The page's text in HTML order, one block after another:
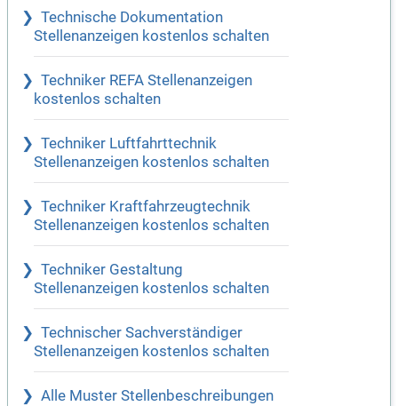
Technische Dokumentation
Stellenanzeigen kostenlos schalten
Techniker REFA Stellenanzeigen
kostenlos schalten
Techniker Luftfahrttechnik
Stellenanzeigen kostenlos schalten
Techniker Kraftfahrzeugtechnik
Stellenanzeigen kostenlos schalten
Techniker Gestaltung
Stellenanzeigen kostenlos schalten
Technischer Sachverständiger
Stellenanzeigen kostenlos schalten
Alle Muster Stellenbeschreibungen